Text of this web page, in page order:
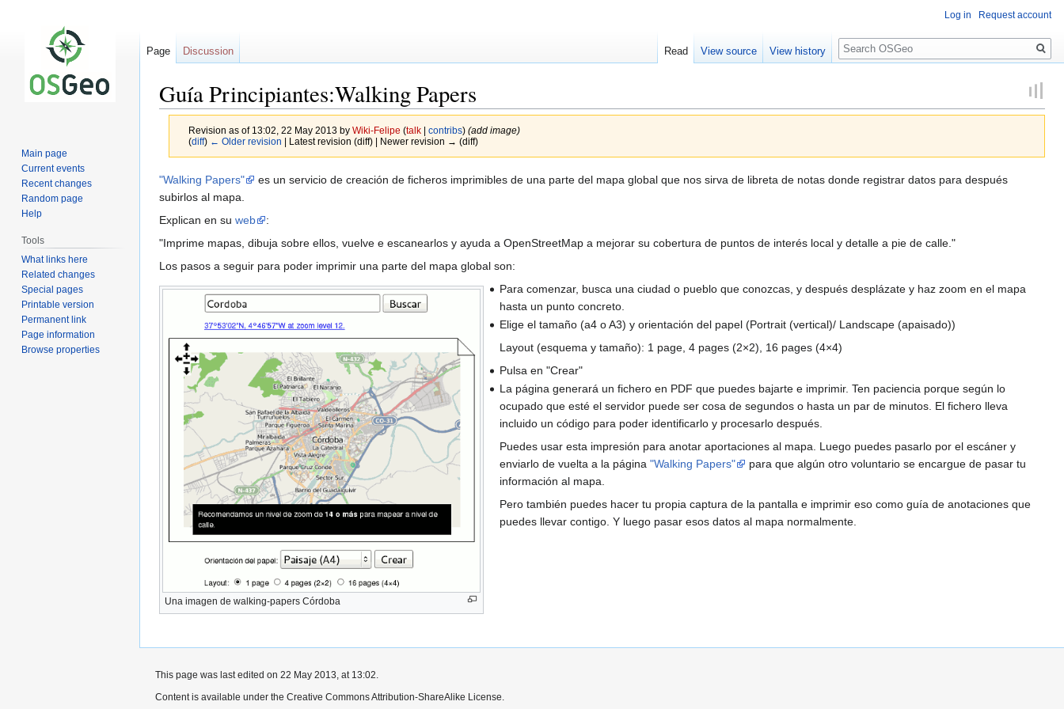
Guía Principiantes:Walking Papers
Revision as of 13:02, 22 May 2013 by Wiki-Felipe (talk| contribs) (add image)
(diff) ← Older revision | Latest revision (diff) | Newer revision → (diff)
Jump
to
navigation
Jump
to
search
"Walking Papers"
es un servicio de creación de ficheros imprimibles de una parte del mapa global que nos sirva de libreta de notas donde registrar datos para después
subirlos al mapa.
Explican en su web
:
"Imprime mapas, dibuja sobre ellos, vuelve e escanearlos y ayuda a OpenStreetMap a mejorar su cobertura de puntos de interés local y detalle a pie de calle."
Los pasos a seguir para poder imprimir una parte del mapa global son:
Una imagen de walking-papers Córdoba
Para comenzar, busca una ciudad o pueblo que conozcas, y después desplázate y haz zoom en el mapa
hasta un punto concreto.
Elige el tamaño (a4 o A3) y orientación del papel (Portrait (vertical)/ Landscape (apaisado))
Layout (esquema y tamaño): 1 page, 4 pages (2×2), 16 pages (4×4)
Pulsa en "Crear"
La página generará un fichero en PDF que puedes bajarte e imprimir. Ten paciencia porque según lo
ocupado que esté el servidor puede ser cosa de segundos o hasta un par de minutos. El fichero lleva
incluido un código para poder identificarlo y procesarlo después.
Puedes usar esta impresión para anotar aportaciones al mapa. Luego puedes pasarlo por el escáner y
enviarlo de vuelta a la página "Walking Papers"
para que algún otro voluntario se encargue de pasar tu
información al mapa.
Pero también puedes hacer tu propia captura de la pantalla e imprimir eso como guía de anotaciones que
puedes llevar contigo. Y luego pasar esos datos al mapa normalmente.
Log in Request account
Page Discussion Read View source View history
Search
Main page
Current events
Recent changes
Random page
Help
Tools
What links here
Related changes
Special pages
Printable version
Permanent link
Page information
Browse properties
This page was last edited on 22 May 2013, at 13:02.
Content is available under the Creative Commons Attribution-ShareAlike License.